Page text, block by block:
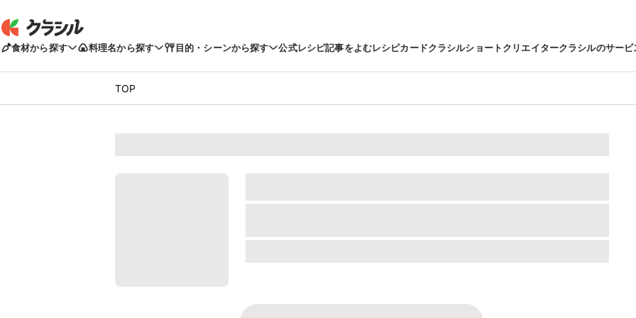
食材から探す 料理名から探す 目的・シーンから探す 公式レシピ記事をよむレシピカードクラシルショートクリエイタークラシルのサービ
TOP